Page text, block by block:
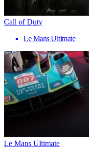
Call of Duty
Le Mans Ultimate
Le Mans Ultimate